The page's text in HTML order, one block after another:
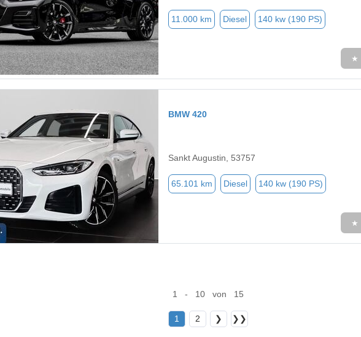
11.000 km Diesel 140 kw (190 PS)
★
BMW 420
Sankt Augustin, 53757
65.101 km Diesel 140 kw (190 PS)
★
1 - 10 von 15
1 2 ❯ ❯❯